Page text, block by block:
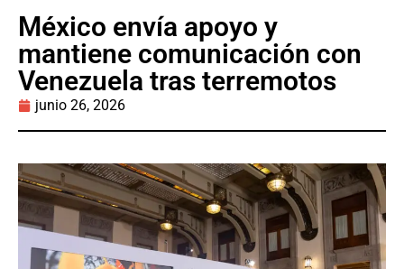
México envía apoyo y
mantiene comunicación con
Venezuela tras terremotos
junio 26, 2026